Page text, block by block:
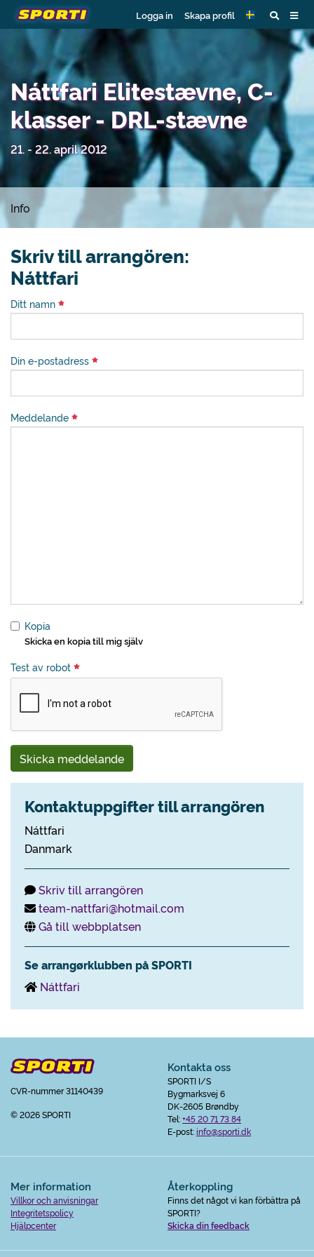
Logga in Skapa profil
Náttfari Elitestævne, C-
klasser - DRL-stævne
21. - 22. april 2012
Info
Skriv till arrangören:
Náttfari
Ditt namn
Din e-postadress
Meddelande
Kopia
Skicka en kopia till mig själv
Test av robot
Skicka meddelande
Kontaktuppgifter till arrangören
Náttfari
Danmark
Skriv till arrangören
team-nattfari@hotmail.com
Gå till webbplatsen
Se arrangørklubben på SPORTI
Náttfari
CVR-nummer 31140439
© 2026 SPORTI
Kontakta oss
SPORTI I/S
Bygmarksvej 6
DK-2605 Brøndby
Tel:+45 20 71 73 84
E-post:info@sporti.dk
Mer information
Villkor och anvisningar
Integritetspolicy
Hjälpcenter
Återkoppling
Finns det något vi kan förbättra på
SPORTI?
Skicka din feedback